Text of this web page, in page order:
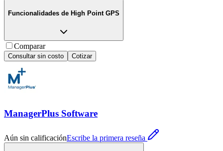
Funcionalidades de High Point GPS
Comparar
Consultar sin costo Cotizar
ManagerPlus Software
Aún sin calificaciónEscribe la primera reseña